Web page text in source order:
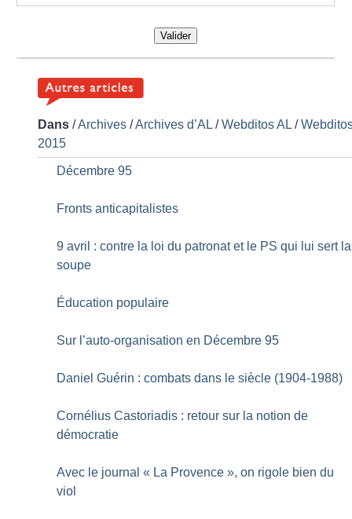
Valider
Dans /Archives /Archives d’AL/Webditos AL/
2015
Décembre 95
Fronts anticapitalistes
9 avril : contre la loi du patronat et le PS qui lui sert la
soupe
Éducation populaire
Sur l’auto-organisation en Décembre 95
Daniel Guérin : combats dans le siècle (1904-1988)
Cornélius Castoriadis : retour sur la notion de
démocratie
Avec le journal « La Provence », on rigole bien du
viol